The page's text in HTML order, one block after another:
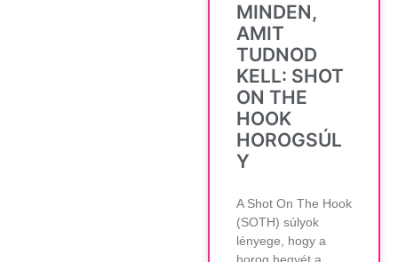
MINDEN,
AMIT
TUDNOD
KELL: SHOT
ON THE
HOOK
HOROGSÚL
Y
A Shot On The Hook
(SOTH) súlyok
lényege, hogy a